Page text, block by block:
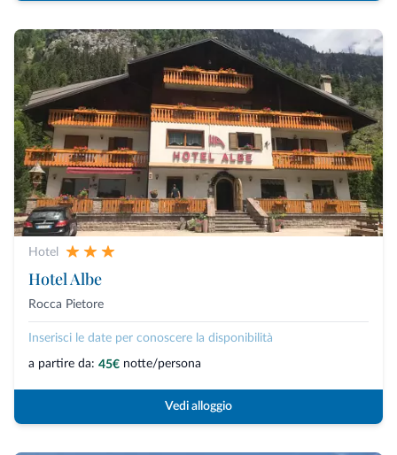
Hotel
Hotel Albe
Rocca Pietore
Inserisci le date per conoscere la disponibilità
a partire da: 45€ notte/persona
Vedi alloggio